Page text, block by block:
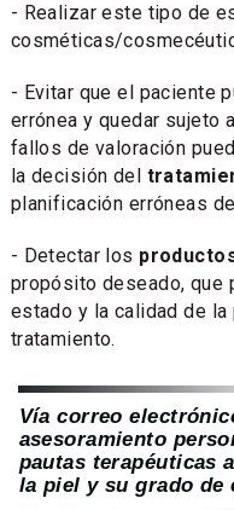
- Realizar este tipo de
cosméticas/
- Evitar que el paciente
errónea y quedar sujeto
fallos de valoración
la decisión del
planificación erróneas
- Detectar los
propósito deseado, que
estado y la calidad de
tratamiento.
Vía correo
asesoramiento
pautas terapéuticas
la piel y su grado de